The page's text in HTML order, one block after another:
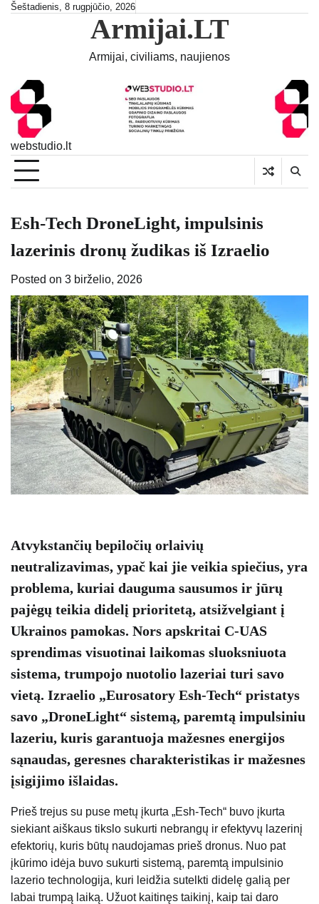
SkipŠeštadienis, 8 rugpjūčio, 2026
Armijai.LT
Armijai, civiliams, naujienos
webstudio.lt
Esh-Tech DroneLight, impulsinis
lazerinis dronų žudikas iš Izraelio
Posted on 3 birželio, 2026
Atvykstančių bepiločių orlaivių
neutralizavimas, ypač kai jie veikia spiečius, yra
problema, kuriai dauguma sausumos ir jūrų
pajėgų teikia didelį prioritetą, atsižvelgiant į
Ukrainos pamokas. Nors apskritai C-UAS
sprendimas visuotinai laikomas sluoksniuota
sistema, trumpojo nuotolio lazeriai turi savo
vietą. Izraelio „Eurosatory Esh-Tech“ pristatys
savo „DroneLight“ sistemą, paremtą impulsiniu
lazeriu, kuris garantuoja mažesnes energijos
sąnaudas, geresnes charakteristikas ir mažesnes
įsigijimo išlaidas.
Prieš trejus su puse metų įkurta „Esh-Tech“ buvo įkurta
siekiant aiškaus tikslo sukurti nebrangų ir efektyvų lazerinį
efektorių, kuris būtų naudojamas prieš dronus. Nuo pat
įkūrimo idėja buvo sukurti sistemą, paremtą impulsinio
lazerio technologija, kuri leidžia sutelkti didelę galią per
labai trumpą laiką. Užuot kaitinęs taikinį, kaip tai daro